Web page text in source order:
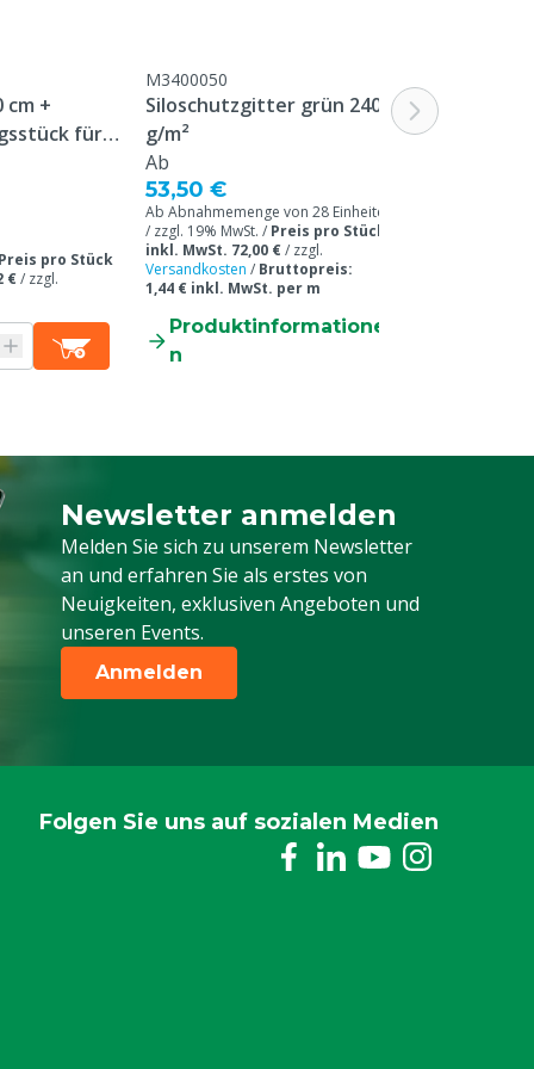
cm +
für
Preis pro Stück
€/ zzgl.
M3400050
Siloschutzgitter grün 240
g/m²
Ab
53,50 €
Ab Abnahmemenge von 28 Einheiten
/ zzgl. 19% MwSt. / Preis pro Stück
inkl. MwSt. 72,00 €/ zzgl.
Versandkosten / Bruttopreis:
1,44 € inkl. MwSt. per m
Produktinformatione
n
Spanngurt
grün
Newsletter anmelden
Melden Sie sich zu unserem Newsletter
an und erfahren Sie als erstes von
Neuigkeiten, exklusiven Angeboten und
unseren Events.
Melden Sie sich für unseren Newsletter
Anmelden
Folgen Sie uns auf sozialen Medien